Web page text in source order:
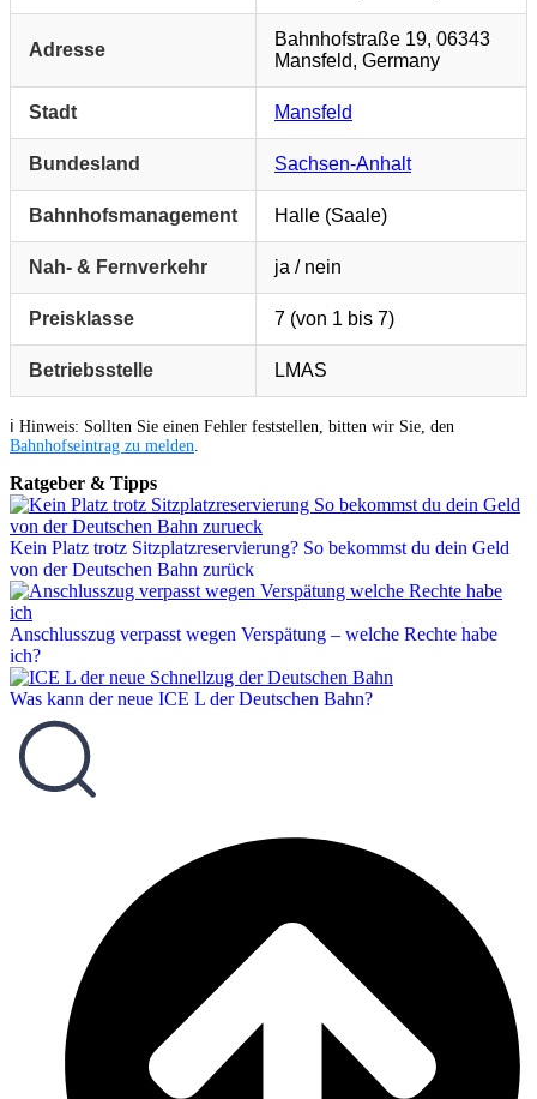
Adresse
Bahnhofstraße 19, 06343
Mansfeld, Germany
Stadt Mansfeld
Bundesland Sachsen-Anhalt
Bahnhofsmanagement Halle (Saale)
Nah- & Fernverkehr ja / nein
Preisklasse 7 (von 1 bis 7)
Betriebsstelle LMAS
ℹ️ Hinweis: Sollten Sie einen Fehler feststellen, bitten wir Sie, den
Bahnhofseintrag zu melden
Ratgeber & Tipps
Kein Platz trotz Sitzplatzreservierung? So bekommst du dein Geld
von der Deutschen Bahn zurück
Anschlusszug verpasst wegen Verspätung – welche Rechte habe
ich?
Was kann der neue ICE L der Deutschen Bahn?